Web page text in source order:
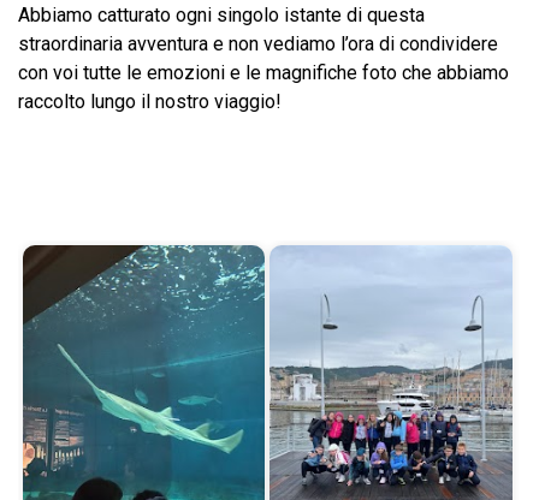
Abbiamo catturato ogni singolo istante di questa
straordinaria avventura e non vediamo l’ora di condividere
con voi tutte le emozioni e le magnifiche foto che abbiamo
raccolto lungo il nostro viaggio!